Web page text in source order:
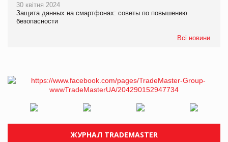
30 квітня 2024
Защита данных на смартфонах: советы по повышению
безопасности
Всі новини
ЖУРНАЛ TRADEMASTER